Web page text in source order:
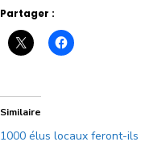
Partager :
Similaire
1000 élus locaux feront-ils